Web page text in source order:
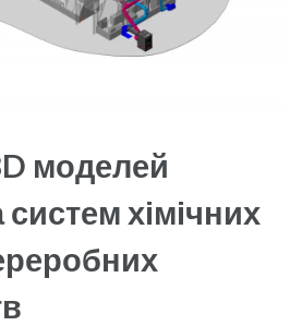
моделей
систем хімічних